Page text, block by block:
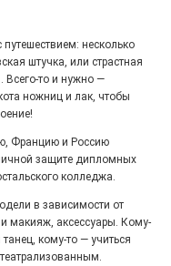
масштабный
Коняшина.
несколько
штучка, или страстная
Всего-то и нужно —
ножниц и лак, чтобы
Францию и Россию
защите дипломных
колледжа.
в зависимости от
макияж, аксессуары. Кому-
кому-то — учиться